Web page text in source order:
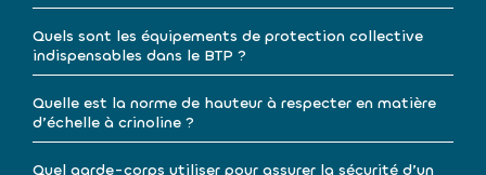
Quels sont les équipements de protection collective
indispensables dans le BTP ?
Quelle est la norme de hauteur à respecter en matière
d’échelle à crinoline ?
Quel garde-corps utiliser pour assurer la sécurité d’un